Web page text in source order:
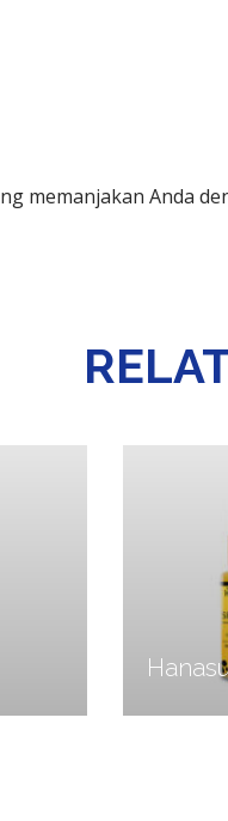
memanjakan Anda